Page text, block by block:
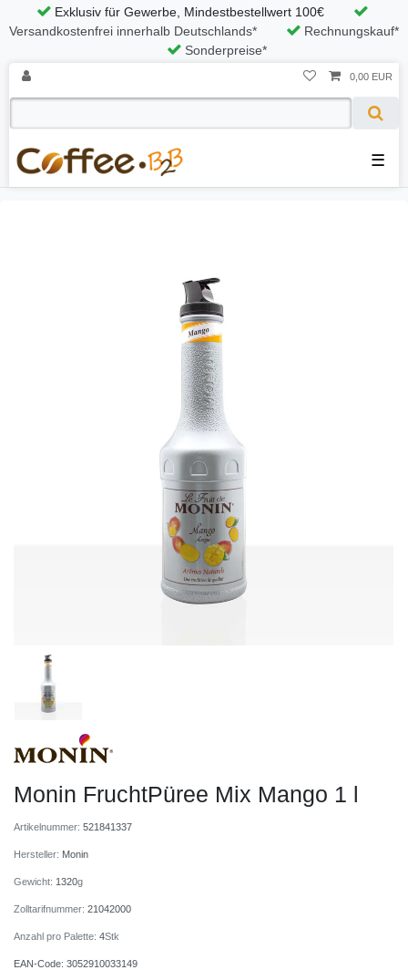
Exklusiv für Gewerbe, Mindestbestellwert 100€
Versandkostenfrei innerhalb Deutschlands*
Rechnungskauf*
Sonderpreise*
☰
0,00 EUR
Monin FruchtPüree Mix Mango 1 l
Artikelnummer: 521841337
Hersteller: Monin
Gewicht: 1320g
Zolltarifnummer: 21042000
Anzahl pro Palette: 4Stk
EAN-Code: 3052910033149